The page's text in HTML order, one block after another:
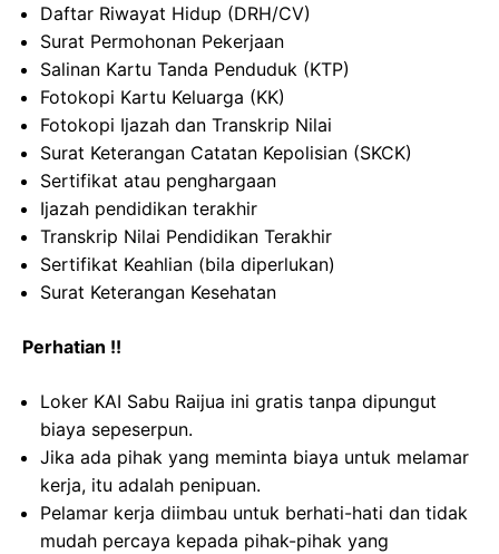
Daftar Riwayat Hidup (DRH/CV)
Surat Permohonan Pekerjaan
Salinan Kartu Tanda Penduduk (KTP)
Fotokopi Kartu Keluarga (KK)
Fotokopi Ijazah dan Transkrip Nilai
Surat Keterangan Catatan Kepolisian (SKCK)
Sertifikat atau penghargaan
Ijazah pendidikan terakhir
Transkrip Nilai Pendidikan Terakhir
Sertifikat Keahlian (bila diperlukan)
Surat Keterangan Kesehatan
Perhatian !!
Loker KAI Sabu Raijua ini gratis tanpa dipungut
biaya sepeserpun.
Jika ada pihak yang meminta biaya untuk melamar
kerja, itu adalah penipuan.
Pelamar kerja diimbau untuk berhati-hati dan tidak
mudah percaya kepada pihak-pihak yang